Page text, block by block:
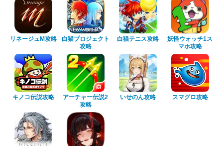
リネージュM攻略
白猫プロジェクト
攻略
白猫テニス攻略
妖怪ウォッチ1ス
マホ攻略
キノコ伝説攻略
アーチャー伝説2
攻略
いせのん攻略 スマグロ攻略